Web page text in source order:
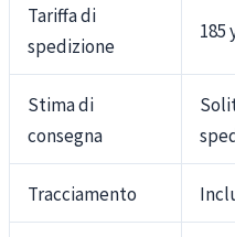
Tariffa di
spedizione
185
Stima di
consegna
Tracciamento